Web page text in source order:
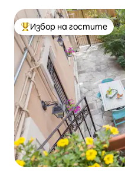
Най-популярен избор
Избор на гостите